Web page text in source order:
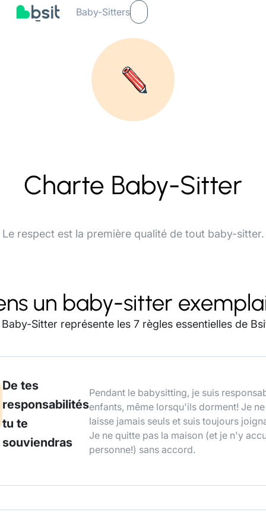
Baby-Sitters
Charte Baby-Sitter
Le respect est la première qualité de tout baby-sitter.
un baby-sitter
Sitter représente les 7 règles essentielles de
De tes
responsabilités
tu te
souviendras
Pendant le babysitting, je suis
enfants, même lorsqu'ils dorment! Je
laisse jamais seuls et suis toujours
Je ne quitte pas la maison (et je n'y
personne!) sans accord.